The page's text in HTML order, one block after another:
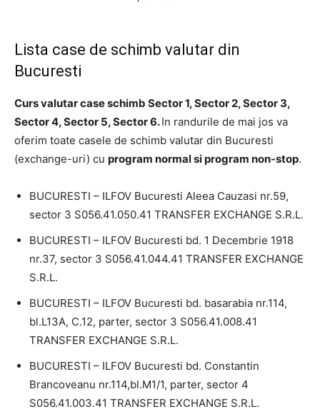
Lista case de schimb valutar din
Bucuresti
Curs valutar case schimb Sector 1, Sector 2, Sector 3,
Sector 4, Sector 5, Sector 6.In randurile de mai jos va
oferim toate casele de schimb valutar din Bucuresti
(exchange-uri) cu program normal si program non-stop.
BUCURESTI – ILFOV Bucuresti Aleea Cauzasi nr.59,
sector 3 S056.41.050.41 TRANSFER EXCHANGE S.R.L.
BUCURESTI – ILFOV Bucuresti bd. 1 Decembrie 1918
nr.37, sector 3 S056.41.044.41 TRANSFER EXCHANGE
S.R.L.
BUCURESTI – ILFOV Bucuresti bd. basarabia nr.114,
bl.L13A, C.12, parter, sector 3 S056.41.008.41
TRANSFER EXCHANGE S.R.L.
BUCURESTI – ILFOV Bucuresti bd. Constantin
Brancoveanu nr.114,bl.M1/1, parter, sector 4
S056.41.003.41 TRANSFER EXCHANGE S.R.L.